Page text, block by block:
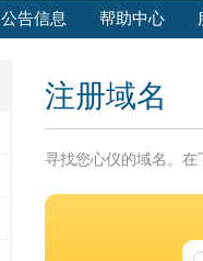
公告信息 帮助中心
注册域名
寻找您心仪的域名。在